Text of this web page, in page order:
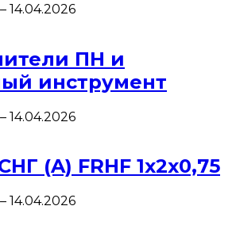
– 14.04.2026
ПН и
инструмент
– 14.04.2026
(A) FRHF 1х2х0,75
– 14.04.2026